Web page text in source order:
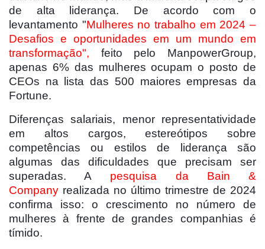
de alta liderança. De acordo com o
levantamento "Mulheres no trabalho em 2024 –
Desafios e oportunidades em um mundo em
transformação", feito pelo ManpowerGroup,
apenas 6% das mulheres ocupam o posto de
CEOs na lista das 500 maiores empresas da
Fortune.
Diferenças salariais, menor representatividade
em altos cargos, estereótipos sobre
competências ou estilos de liderança são
algumas das dificuldades que precisam ser
superadas. A pesquisa da Bain &
Company realizada no último trimestre de 2024
confirma isso: o crescimento no número de
mulheres à frente de grandes companhias é
tímido.